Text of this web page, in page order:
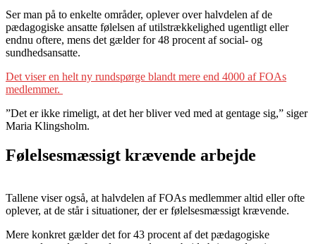
Ser man på to enkelte områder, oplever over halvdelen af de
pædagogiske ansatte følelsen af utilstrækkelighed ugentligt eller
endnu oftere, mens det gælder for 48 procent af social- og
sundhedsansatte.
Det viser en helt ny rundspørge blandt mere end 4000 af FOAs
medlemmer.
”Det er ikke rimeligt, at det her bliver ved med at gentage sig,” siger
Maria Klingsholm.
Følelsesmæssigt krævende arbejde
Tallene viser også, at halvdelen af FOAs medlemmer altid eller ofte
oplever, at de står i situationer, der er følelsesmæssigt krævende.
Mere konkret gælder det for 43 procent af det pædagogiske